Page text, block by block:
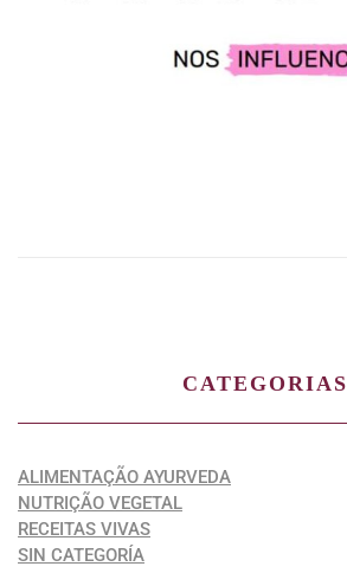
CATEGORIAS
ALIMENTAÇÃO AYURVEDA
NUTRIÇÃO VEGETAL
RECEITAS VIVAS
SIN CATEGORÍA